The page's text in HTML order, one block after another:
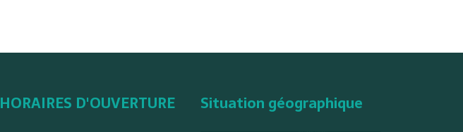
HORAIRES D'OUVERTURE Situation géographique